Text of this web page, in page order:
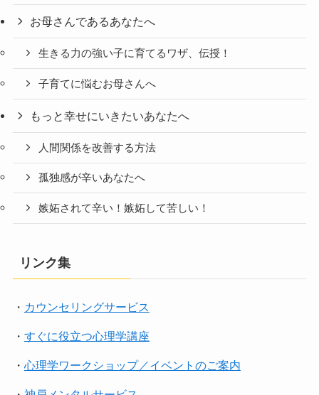
お母さんであるあなたへ
生きる力の強い子に育てるワザ、伝授！
子育てに悩むお母さんへ
もっと幸せにいきたいあなたへ
人間関係を改善する方法
孤独感が辛いあなたへ
嫉妬されて辛い！嫉妬して苦しい！
リンク集
・ カウンセリングサービス
・ すぐに役立つ心理学講座
・ 心理学ワークショップ／イベントのご案内